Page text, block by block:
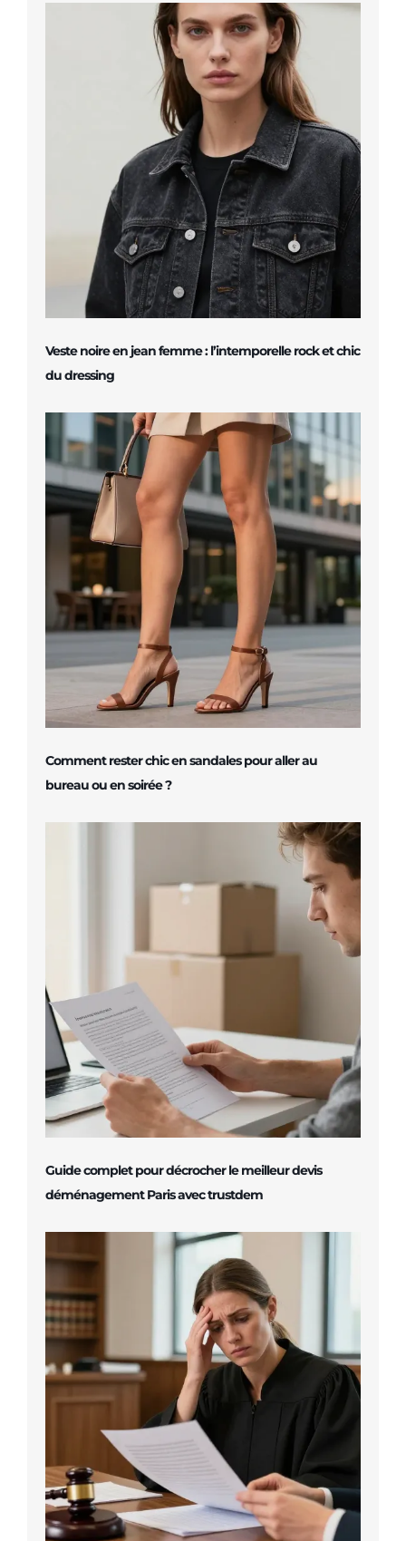
Veste noire en jean femme : l’intemporelle rock et chic
du dressing
Comment rester chic en sandales pour aller au
bureau ou en soirée ?
Guide complet pour décrocher le meilleur devis
déménagement Paris avec trustdem